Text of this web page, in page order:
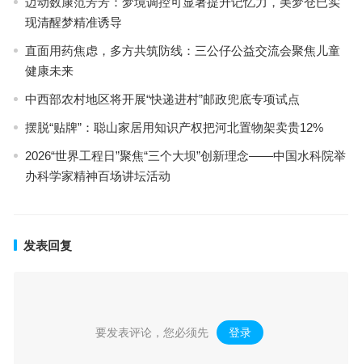
现清醒梦精准诱导
直面用药焦虑，多方共筑防线：三公仔公益交流会聚焦儿童
健康未来
中西部农村地区将开展“快递进村”邮政兜底专项试点
摆脱“贴牌”：聪山家居用知识产权把河北置物架卖贵12%
2026“世界工程日”聚焦“三个大坝”创新理念——中国水科院举
办科学家精神百场讲坛活动
发表回复
要发表评论，您必须先 登录 。